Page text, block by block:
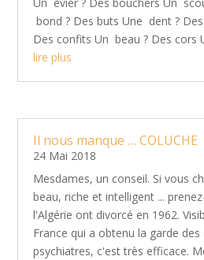
bond ? Des buts Une dent ?
Des confits Un beau ? Des cors
lire plus
Il nous manque … COLUCHE
24 Mai 2018
Mesdames, un conseil. Si vous
beau, riche et intelligent ...
l'Algérie ont divorcé en 1962.
France qui a obtenu la garde des
psychiatres, c'est très efficace.